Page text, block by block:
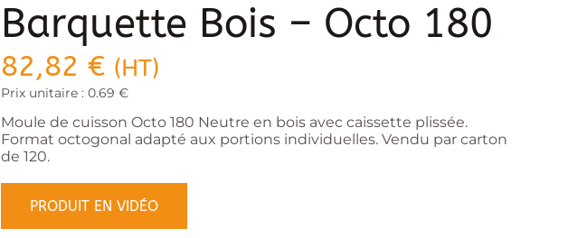
Barquette Bois – Octo 180
82,82 € (HT)
Prix unitaire : 0.69 €
Moule de cuisson Octo 180 Neutre en bois avec caissette plissée.
Format octogonal adapté aux portions individuelles. Vendu par carton
de 120.
PRODUIT EN VIDÉO